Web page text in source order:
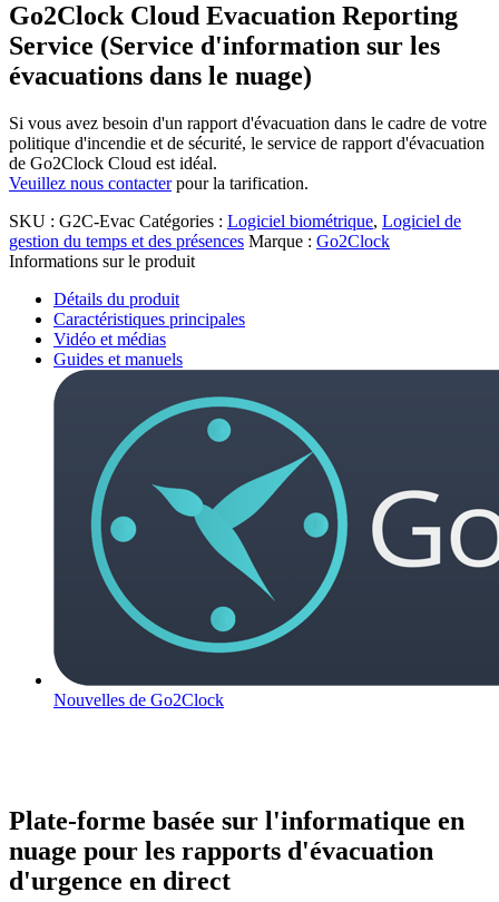
Go2Clock Cloud Evacuation Reporting
Service (Service d'information sur les
évacuations dans le nuage)
Si vous avez besoin d'un rapport d'évacuation dans le cadre de votre
politique d'incendie et de sécurité, le service de rapport d'évacuation
de Go2Clock Cloud est idéal.
Veuillez nous contacterpour la tarification.
SKU : G2C-Evac Catégories : Logiciel biométrique, Logiciel de
gestion du temps et des présences Marque : Go2Clock
Informations sur le produit
Détails du produit
Caractéristiques principales
Vidéo et médias
Guides et manuels
Nouvelles de Go2Clock
Plate-forme basée sur l'informatique en
nuage pour les rapports d'évacuation
d'urgence en direct